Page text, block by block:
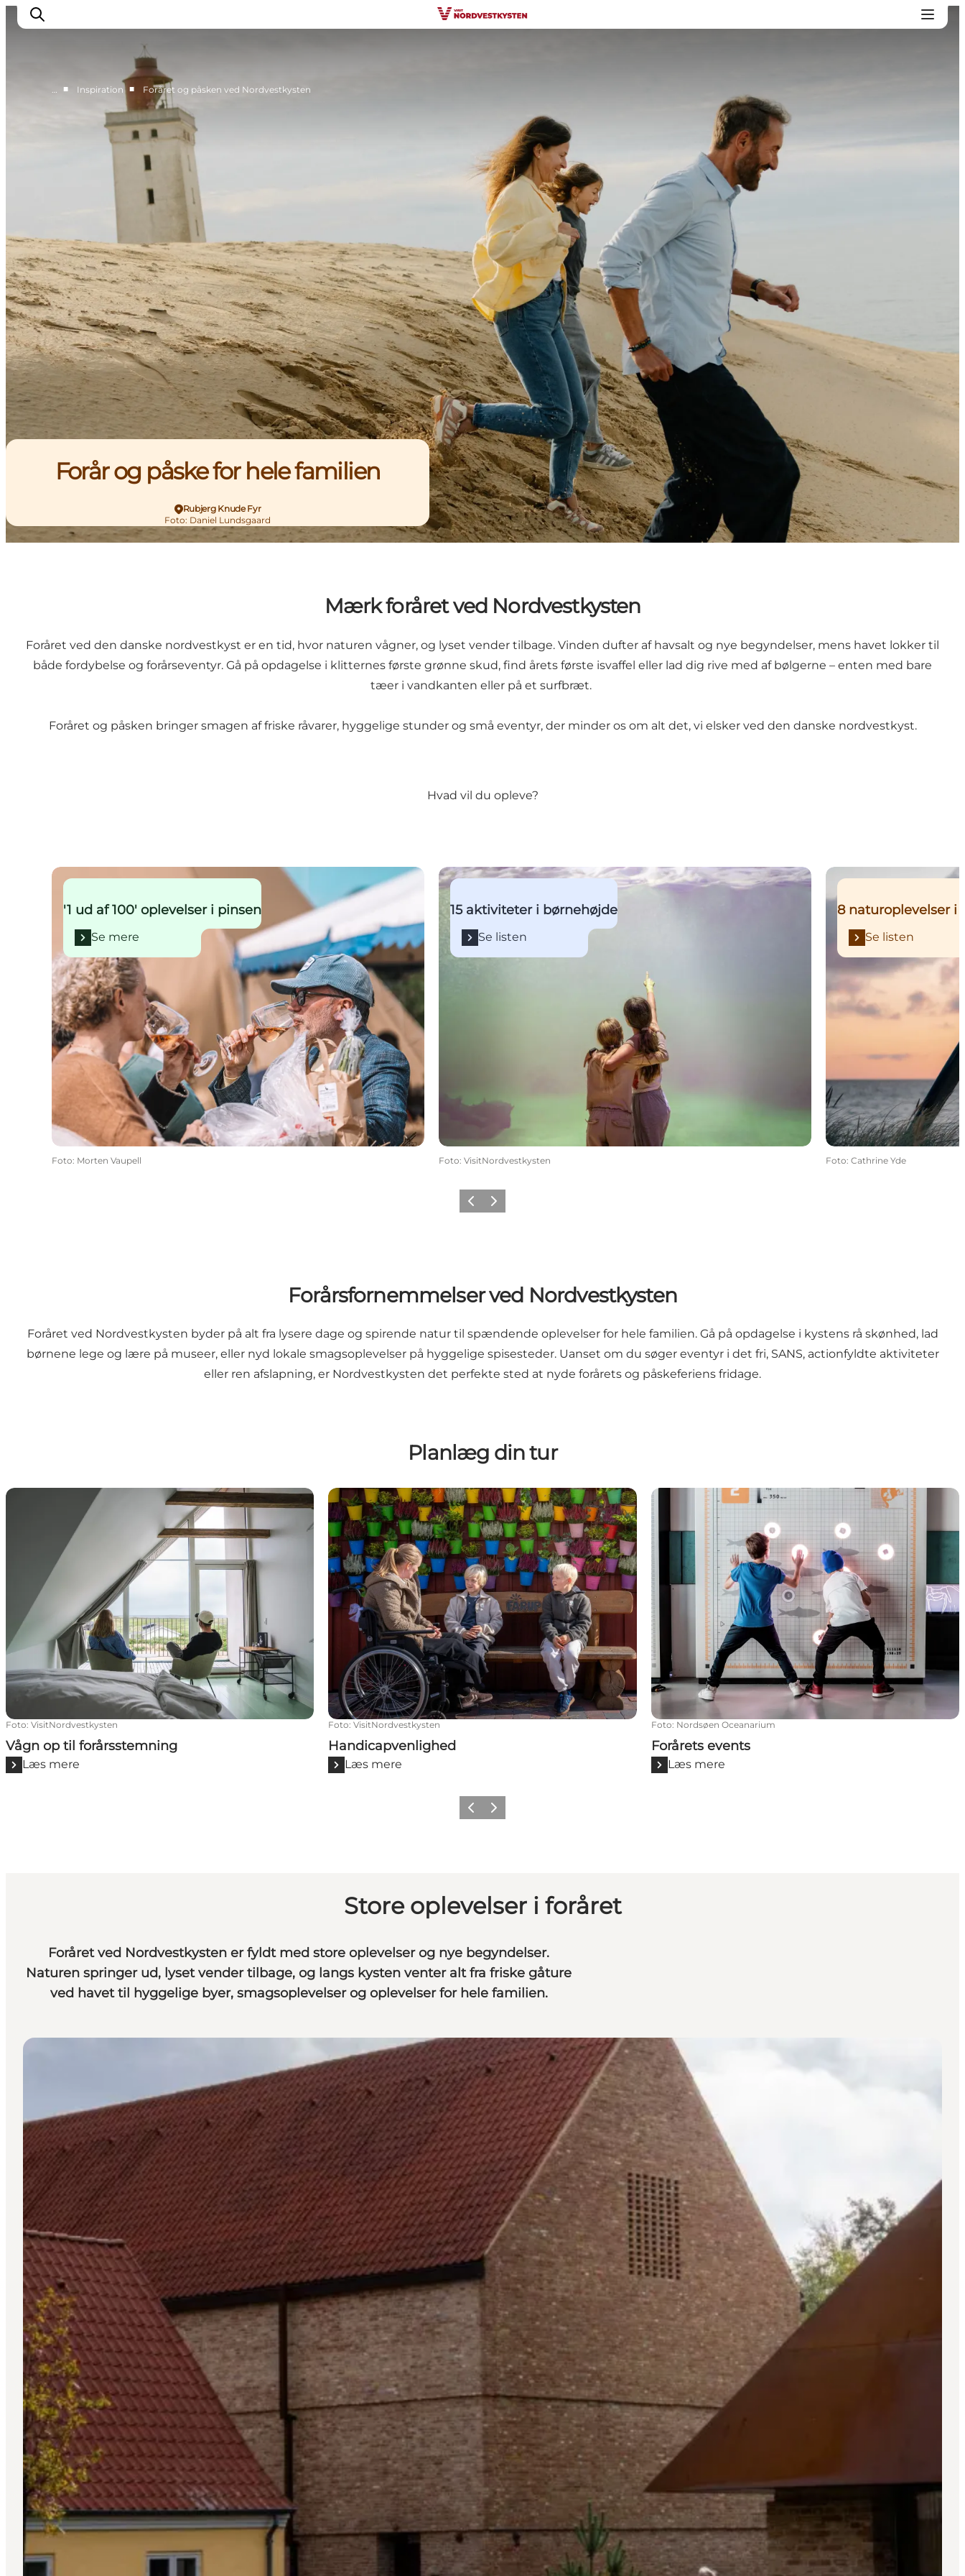
Feriesteder
Handicapvenlig ferie
Overnatning
Planlæg din ferie
… ■ Inspiration ■ Foråret og påsken ved Nordvestkysten
Forår og påske for hele familien
Rubjerg Knude Fyr
Foto: Daniel Lundsgaard
Mærk foråret ved Nordvestkysten
Foråret ved den danske nordvestkyst er en tid, hvor naturen vågner, og lyset vender tilbage. Vinden dufter af havsalt og nye begyndelser, mens havet lokker til
både fordybelse og forårseventyr. Gå på opdagelse i klitternes første grønne skud, find årets første isvaffel eller lad dig rive med af bølgerne – enten med bare
tæer i vandkanten eller på et surfbræt.
Foråret og påsken bringer smagen af friske råvarer, hyggelige stunder og små eventyr, der minder os om alt det, vi elsker ved den danske nordvestkyst.
Hvad vil du opleve?
Se mere
'1 ud af 100' oplevelser i pinsen
Se mere
Foto: Morten Vaupell
Se listen
15 aktiviteter i børnehøjde
Se listen
Foto: VisitNordvestkysten
Se listen
8 naturoplevelser i
Se listen
Foto: Cathrine Yde
ForrigeNæste
Forårsfornemmelser ved Nordvestkysten
Foråret ved Nordvestkysten byder på alt fra lysere dage og spirende natur til spændende oplevelser for hele familien. Gå på opdagelse i kystens rå skønhed, lad
børnene lege og lære på museer, eller nyd lokale smagsoplevelser på hyggelige spisesteder. Uanset om du søger eventyr i det fri, SANS, actionfyldte aktiviteter
eller ren afslapning, er Nordvestkysten det perfekte sted at nyde forårets og påskeferiens fridage.
Planlæg din tur
Vågn op til forårsstemning
Foto: VisitNordvestkysten
Vågn op til forårsstemning
Læs mere
Handicapvenlighed
Foto: VisitNordvestkysten
Handicapvenlighed
Læs mere
Forårets events
Foto: Nordsøen Oceanarium
Forårets events
Læs mere
ForrigeNæste
Store oplevelser i foråret
Foråret ved Nordvestkysten er fyldt med store oplevelser og nye begyndelser.
Naturen springer ud, lyset vender tilbage, og langs kysten venter alt fra friske gåture
ved havet til hyggelige byer, smagsoplevelser og oplevelser for hele familien.